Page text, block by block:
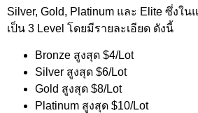
Silver, Gold, Platinum และ Elite ซึ่งใ
เป็น 3 Level โดยมีรายละเอียด ดังนี้
Bronze สูงสุด $4/Lot
Silver สูงสุด $6/Lot
Gold สูงสุด $8/Lot
Platinum สูงสุด $10/Lot